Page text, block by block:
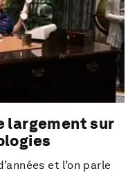
largement sur
et l’on parle